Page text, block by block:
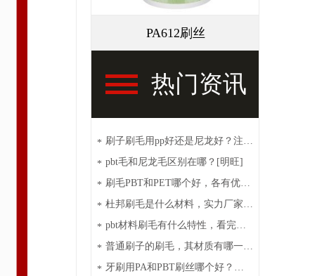
PA612刷丝
热门资讯
* 刷子刷毛用pp好还是尼龙好？注意
这些【明旺】
* pbt毛和尼龙毛区别在哪？[明旺]
* 刷毛PBT和PET哪个好，各有优点
[明旺]
* 杜邦刷毛是什么材料，实力厂家带
你了解【明旺】
* pbt材料刷毛有什么特性，看完你
就秒懂【明旺】
* 普通刷子的刷毛，其材质有哪一
些？【明旺】
* 牙刷用PA和PBT刷丝哪个好？性